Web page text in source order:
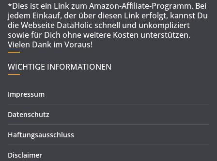
*Dies ist ein Link zum Amazon-Affiliate-Programm. Bei
jedem Einkauf, der über diesen Link erfolgt, kannst Du
die Webseite DataHolic schnell und unkompliziert
sowie für Dich ohne weitere Kosten unterstützen.
Vielen Dank im Voraus!
WICHTIGE INFORMATIONEN
Impressum
Datenschutz
Haftungsausschluss
Disclaimer